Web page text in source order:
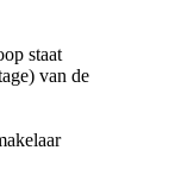
staat
van de